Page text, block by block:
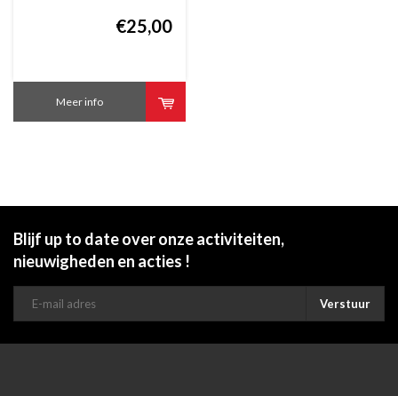
€25,00
Meer info
Blijf up to date over onze activiteiten,
nieuwigheden en acties !
Verstuur